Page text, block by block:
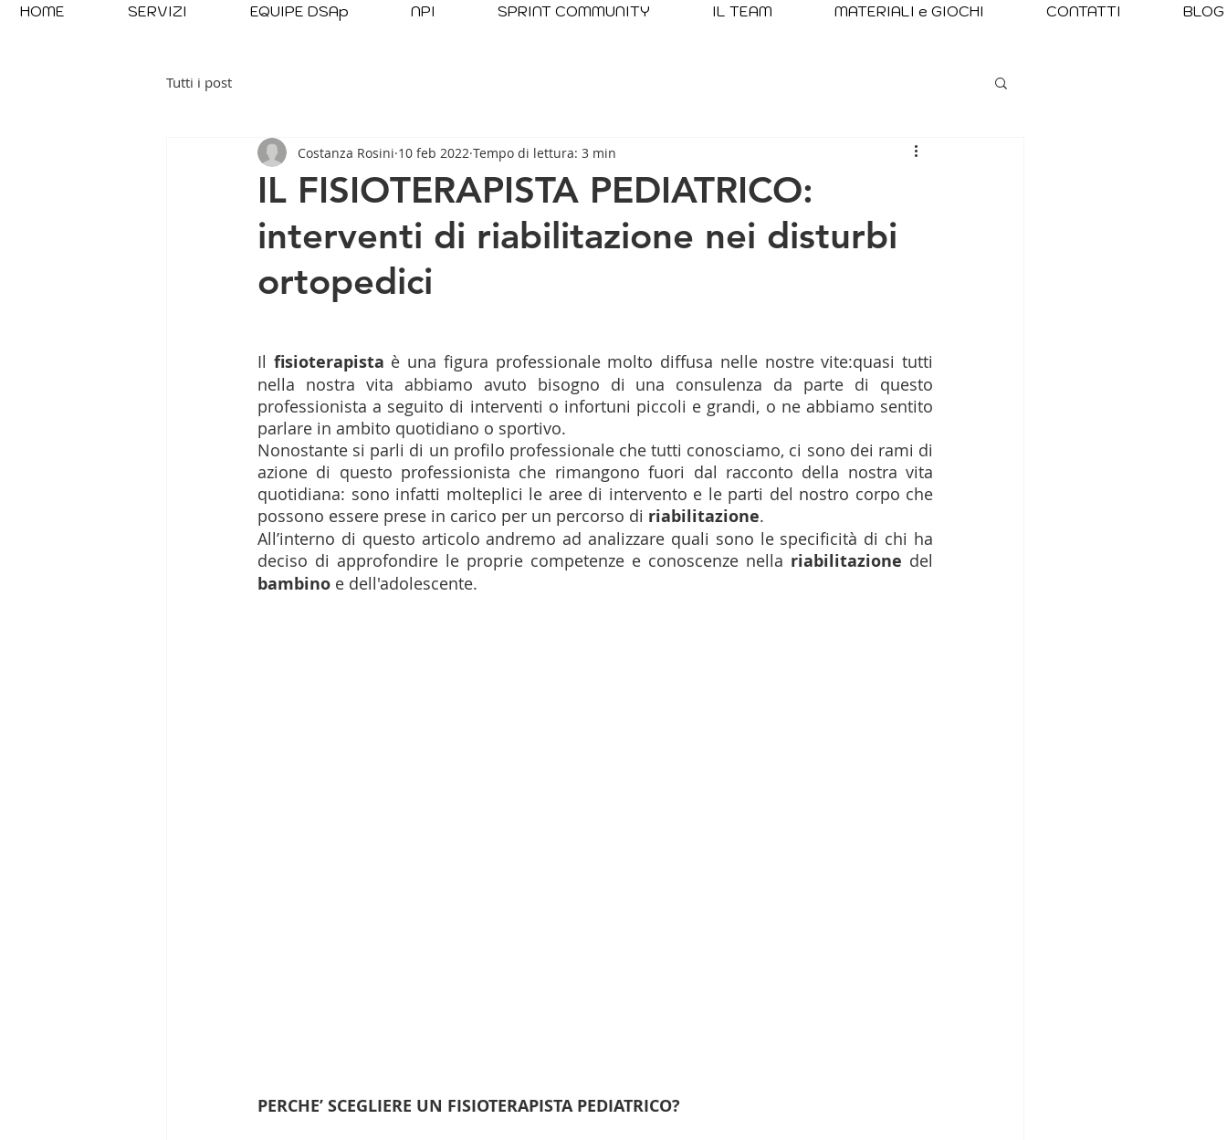
HOME SERVIZI EQUIPE DSAp NPI SPRINT COMMUNITY IL TEAM MATERIALI e GIOCHI CONTATTI BLOG
Tutti i post
IL FISIOTERAPISTA PEDIATRICO:
interventi di riabilitazione nei disturbi
ortopedici
Costanza Rosini 10 feb 2022 Tempo di lettura: 3 min
Il fisioterapista è una figura professionale molto diffusa nelle nostre vite:quasi tutti
nella nostra vita abbiamo avuto bisogno di una consulenza da parte di questo
professionista a seguito di interventi o infortuni piccoli e grandi, o ne abbiamo sentito
parlare in ambito quotidiano o sportivo.
Nonostante si parli di un profilo professionale che tutti conosciamo, ci sono dei rami di
azione di questo professionista che rimangono fuori dal racconto della nostra vita
quotidiana: sono infatti molteplici le aree di intervento e le parti del nostro corpo che
possono essere prese in carico per un percorso di riabilitazione.
All’interno di questo articolo andremo ad analizzare quali sono le specificità di chi ha
deciso di approfondire le proprie competenze e conoscenze nella riabilitazione
bambino e dell'adolescente.
PERCHE’ SCEGLIERE UN FISIOTERAPISTA PEDIATRICO?